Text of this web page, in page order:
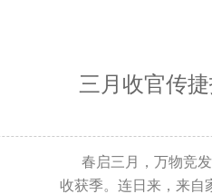
三月收官传
春启三月，万物竞发
收获季。连日来，来自